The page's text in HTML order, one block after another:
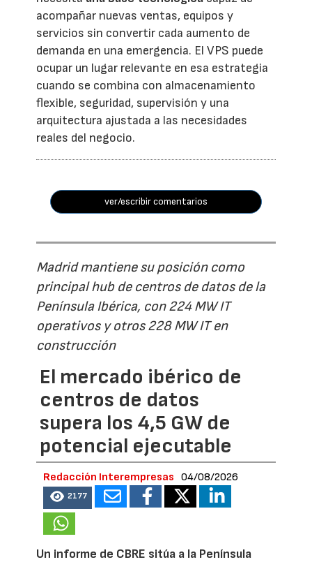
acompañar nuevas ventas, equipos y
servicios sin convertir cada aumento de
demanda en una emergencia. El VPS puede
ocupar un lugar relevante en esa estrategia
cuando se combina con almacenamiento
flexible, seguridad, supervisión y una
arquitectura ajustada a las necesidades
reales del negocio.
ver/escribir comentarios
Madrid mantiene su posición como
principal hub de centros de datos de la
Península Ibérica, con 224 MW IT
operativos y otros 228 MW IT en
construcción
El mercado ibérico de
centros de datos
supera los 4,5 GW de
potencial ejecutable
Redacción Interempresas 04/08/2026
2177
Un informe de CBRE sitúa a la Península